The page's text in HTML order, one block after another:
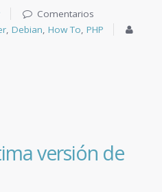
Comentarios
,Debian,How To,PHP
versión de